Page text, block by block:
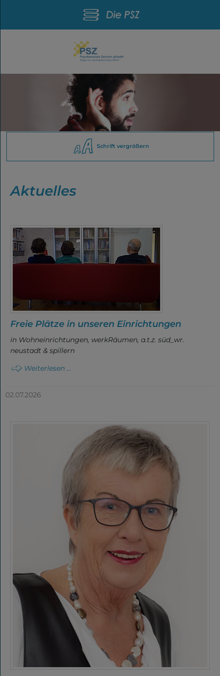
Schrift vergrößern
Aktuelles
Freie Plätze in unseren Einrichtungen
in Wohneinrichtungen, werkRäumen, a.t.z. süd_wr.
neustadt & spillern
Weiterlesen ...
02.07.2026